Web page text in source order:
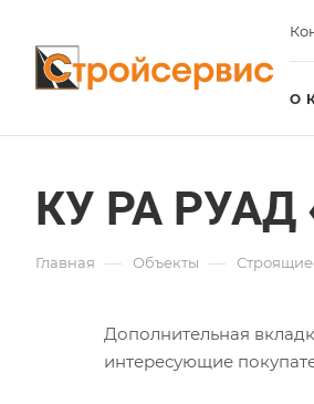
О
КУ РА РУАД
Главная — Объекты —
Дополнительная
интересующие